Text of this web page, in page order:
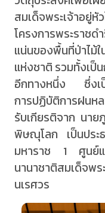
สมเด็จพระเจ้าอ
โครงการพระราชด
แน่นของพื้นที่ป่าไม้
แห่งชาติ รวมทั้งเป็
อีกทางหนึ่ง ซึ่งเป็
การปฏิบัติการฝนห
รับเกียรติจาก นา
พิษณุโลก เป็นประ
มหาราช 1 ศูนย์แ
นานาชาติสมเด็จพ
นเรศวร